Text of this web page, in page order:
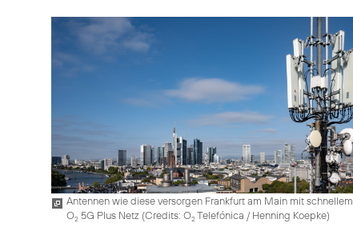
Antennen wie diese versorgen Frankfurt am Main mit schnellem
O2 5G Plus Netz (Credits: O2Telefónica / Henning Koepke)